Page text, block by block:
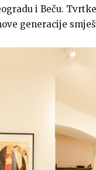
i Beču.
generacije